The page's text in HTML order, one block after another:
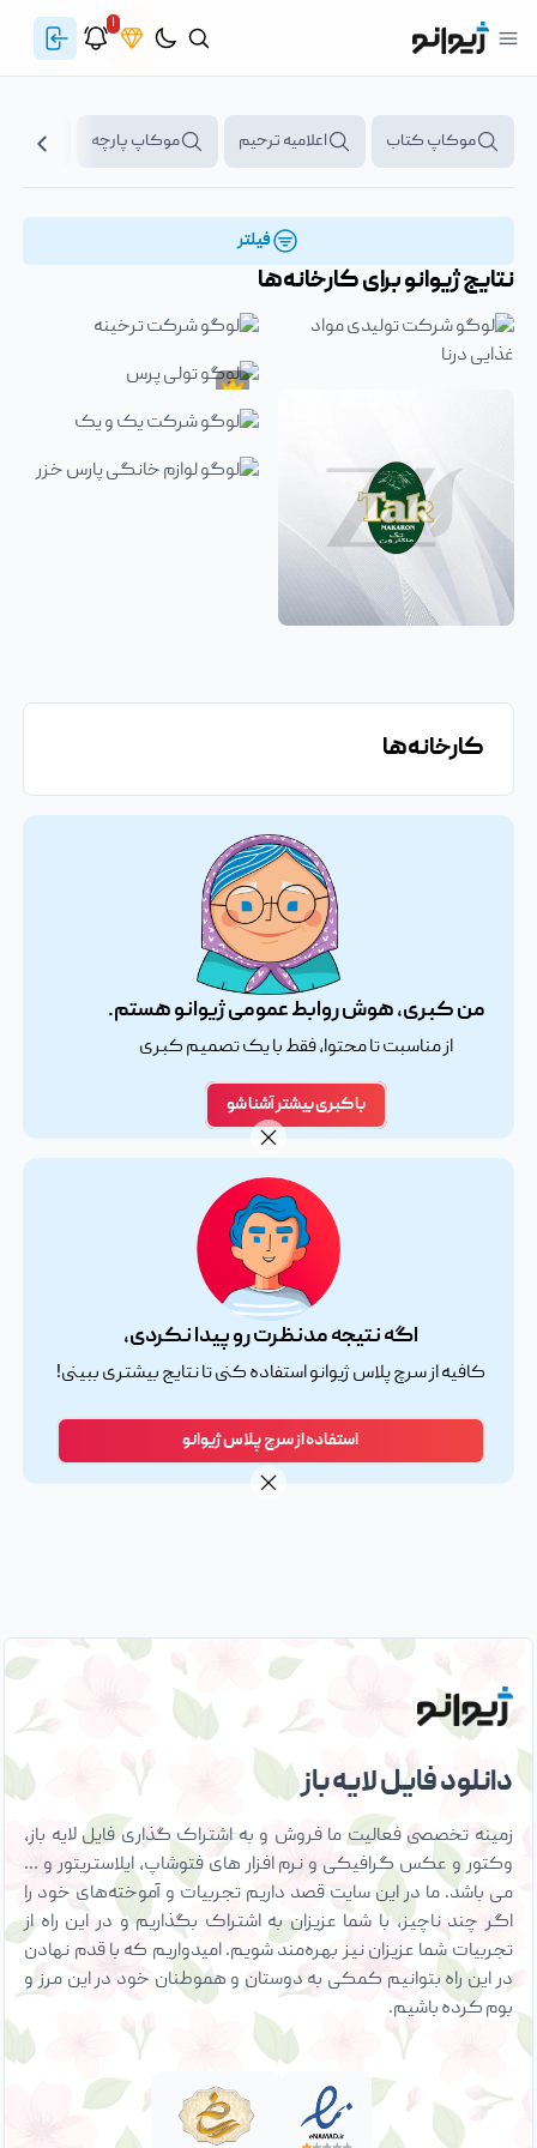
۱
موکاپ کتاب اعلامیه ترحیم موکاپ پارچه
فیلتر
نتایج ژیوانو برایکارخانه‌ها
طرح‌های رایگان
لوگو شرکت تک ماکارون
طرح‌های رایگان
لوگو شرکت ترخینه
لوگو تولی پرس
کارخانه‌ها
من کبری، هوش روابط عمومی ژیوانو هستم.
از مناسبت تا محتوا، فقط با یک تصمیم کبری
با کبری بیشتر آشنا شو
اگه نتیجه مدنظرت رو پیدا نکردی،
کافیه از سرچ پلاس ژیوانو استفاده کنی تا نتایج بیشتری ببینی!
استفاده از سرچ پلاس ژیوانو
دانلود فایل لایه باز
زمینه تخصصی فعالیت ما فروش و به اشتراک گذاری فایل لایه باز،
وکتور و عکس گرافیکی و نرم افزار های فتوشاپ، ایلاستریتور و …
می باشد. ما در این سایت قصد داریم تجربیات و آموخته‌های خود را
اگر چند ناچیز، با شما عزیزان به اشتراک بگذاریم و در این راه از
تجربیات شما عزیزان نیز بهره‌مند شویم. امیدواریم که با قدم نهادن
در این راه بتوانیم کمکی به دوستان و هموطنان خود در این مرز و
بوم کرده باشیم.